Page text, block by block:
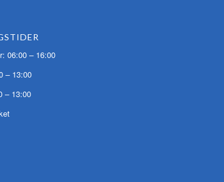
06:00 – 16:00
– 13:00
– 13:00